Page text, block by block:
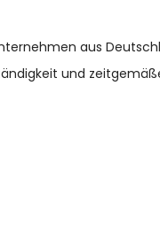
aus
und